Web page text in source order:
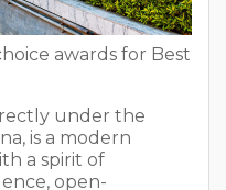
awards for Best
under the
is a modern
a spirit of
open-